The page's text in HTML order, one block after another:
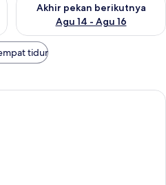
Akhir pekan berikutnya
Agu 14 - Agu 16
tidur
Kamar Premium | Seprai premium,